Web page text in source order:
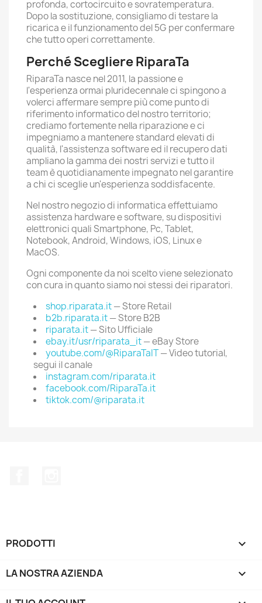
profonda, cortocircuito e sovratemperatura.
Dopo la sostituzione, consigliamo di testare la
ricarica e il funzionamento del 5G per confermare
che tutto operi correttamente.
Perché Scegliere RiparaTa
RiparaTa nasce nel 2011, la passione e
l'esperienza ormai pluridecennale ci spingono a
volerci affermare sempre più come punto di
riferimento informatico del nostro territorio;
crediamo fortemente nella riparazione e ci
impegniamo a mantenere standard elevati di
qualità, l'assistenza software ed il recupero dati
ampliano la gamma dei nostri servizi e tutto il
team è quotidianamente impegnato nel garantire
a chi ci sceglie un'esperienza soddisfacente.
Nel nostro negozio di informatica effettuiamo
assistenza hardware e software, su dispositivi
elettronici quali Smartphone, Pc, Tablet,
Notebook, Android, Windows, iOS, Linux e
MacOS.
Ogni componente da noi scelto viene selezionato
con cura in quanto siamo noi stessi dei riparatori.
shop.riparata.it— Store Retail
b2b.riparata.it— Store B2B
riparata.it— Sito Ufficiale
ebay.it/usr/riparata_it— eBay Store
youtube.com/@RiparaTaIT— Video tutorial,
segui il canale
instagram.com/riparata.it
facebook.com/RiparaTa.it
tiktok.com/@riparata.it
PRODOTTI 
LA NOSTRA AZIENDA 